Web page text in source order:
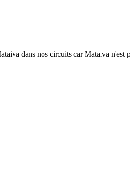
dans nos circuits car Mataiva n'est